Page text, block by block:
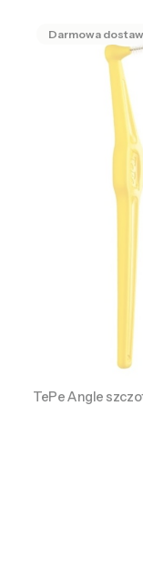
TePe Angle